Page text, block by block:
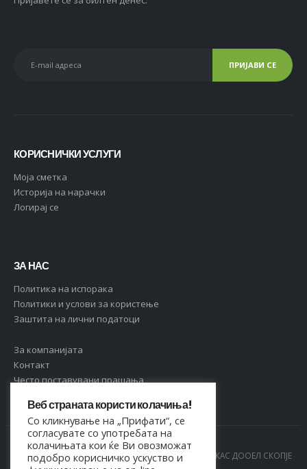
КОРИСНИЧКИ УСЛУГИ
Moja сметка
Историја на нарачки
Логирај се
ЗА НАС
Политика на испорака
Политики и услови за користење
Заштита на лични податоци
За компанијата
Контакт
Често поставувани прашања
© Copyright 2021. Сите права се задржани од МАРКАС ДООЕЛ СКОПЈЕ
Веб страната користи колачиња!
Со кликнување на „Прифати“, се
согласувате со употребата на
колачињата кои ќе Ви овозможат
подобро корисничко ускуство и